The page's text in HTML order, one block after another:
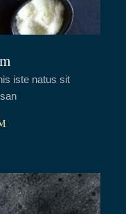
iste natus sit